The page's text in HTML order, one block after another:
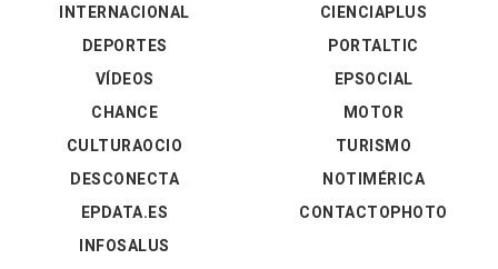
INTERNACIONAL
DEPORTES
VÍDEOS
CIENCIAPLUS
PORTALTIC
EPSOCIAL
CHANCE
CULTURAOCIO
DESCONECTA
EPDATA.ES
INFOSALUS
MOTOR
TURISMO
NOTIMÉRICA
CONTACTOPHOTO